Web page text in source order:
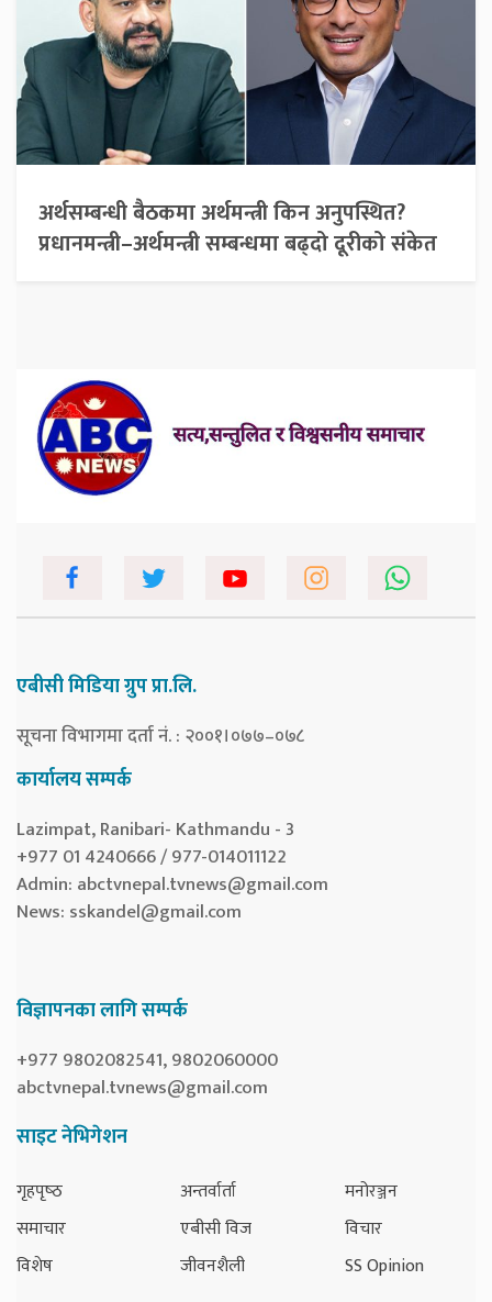
अर्थसम्बन्धी बैठकमा अर्थमन्त्री किन अनुपस्थित?
प्रधानमन्त्री–अर्थमन्त्री सम्बन्धमा बढ्दो दूरीको संकेत
एबीसी मिडिया ग्रुप प्रा.लि.
सूचना विभागमा दर्ता नं. : २००१।०७७–०७८
कार्यालय सम्पर्क
Lazimpat, Ranibari- Kathmandu - 3
+977 01 4240666 / 977-014011122
Admin: abctvnepal.tvnews@gmail.com
News: sskandel@gmail.com
विज्ञापनका लागि सम्पर्क
+977 9802082541, 9802060000
abctvnepal.tvnews@gmail.com
साइट नेभिगेशन
गृहपृष्‍ठ
समाचार
विशेष
अन्तर्वार्ता
एबीसी विज
जीवनशैली
मनोरञ्जन
विचार
SS Opinion